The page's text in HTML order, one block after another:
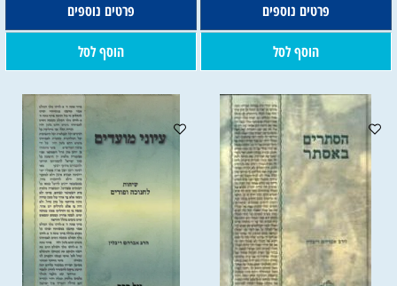
פרטים נוספים
הוסף לסל
פרטים נוספים
הוסף לסל